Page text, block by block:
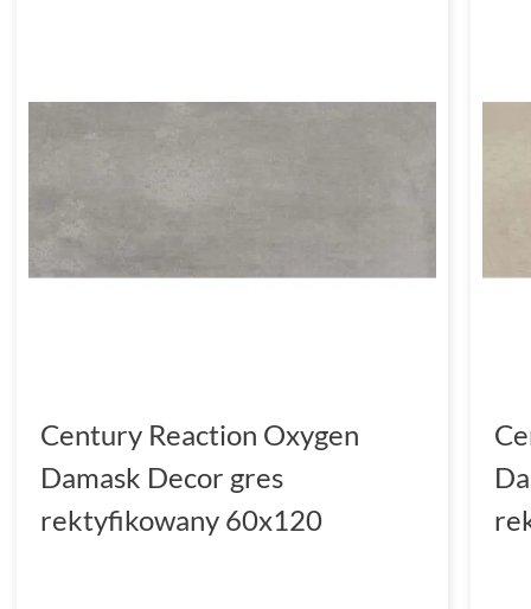
Century Reaction Oxygen
Damask Decor gres
rektyfikowany 60x120